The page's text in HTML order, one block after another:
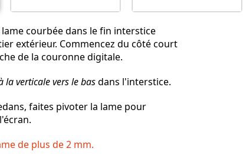
courbée dans le fin interstice
extérieur. Commencez du côté court
de la couronne digitale.
la verticale vers le basdans l'interstice.
faites pivoter la lame pour
de plus de 2 mm.